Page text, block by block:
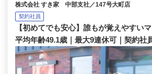
株式会社 すき家 中部支社／147号大町店
契約社員
【初めてでも安心】誰もが覚えやすい
平均年齢49.1歳｜最大9連休可｜契約社